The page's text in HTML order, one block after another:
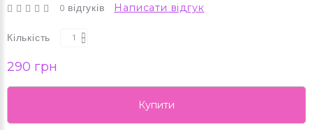
0 відгуків Написати відгук
Кількість
290 грн
Купити